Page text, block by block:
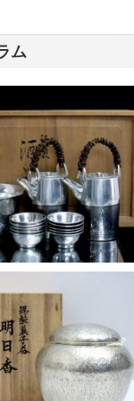
盃堺市 堺区 香ヶ丘町
や粉浜店の高価買取
ろずや 粉浜店】
江区 足立のお客様
住之江区 足立のお
浜店の高価買取ブログ
ます。高価買取さ
ム